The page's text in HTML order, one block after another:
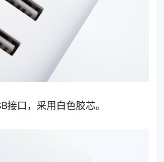
接口，采用白色胶芯。